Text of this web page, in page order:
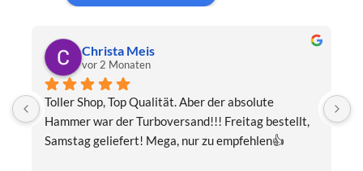
Christa Meis
vor 2 Monaten
Toller Shop, Top Qualität. Aber der absolute
Hammer war der Turboversand!!! Freitag bestellt,
Samstag geliefert! Mega, nur zu empfehlen👍